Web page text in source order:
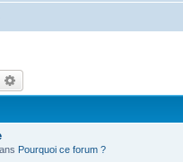
Rechercher
Pourquoi ce forum ?